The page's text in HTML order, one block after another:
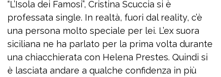
“L’Isola dei Famosi”, Cristina Scuccia si è
professata single. In realtà, fuori dal reality, c’è
una persona molto speciale per lei. L’ex suora
siciliana ne ha parlato per la prima volta durante
una chiacchierata con Helena Prestes. Quindi si
è lasciata andare a qualche confidenza in più